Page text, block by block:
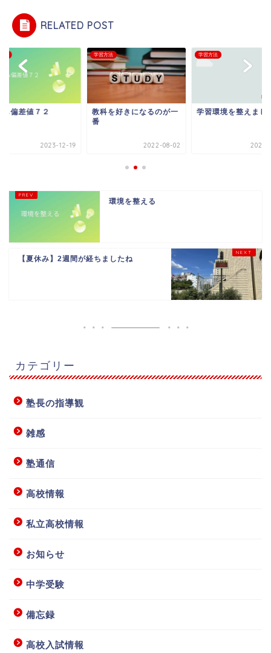
RELATED POST
も偏差値７２
2023-12-19
学習方法
教科を好きになるのが一
番
2022-08-02
学習方法
学習環境を整えまし
2023-
環境を整える
【夏休み】2週間が経ちましたね
カテゴリー
塾長の指導観
雑感
塾通信
高校情報
私立高校情報
お知らせ
中学受験
備忘録
高校入試情報